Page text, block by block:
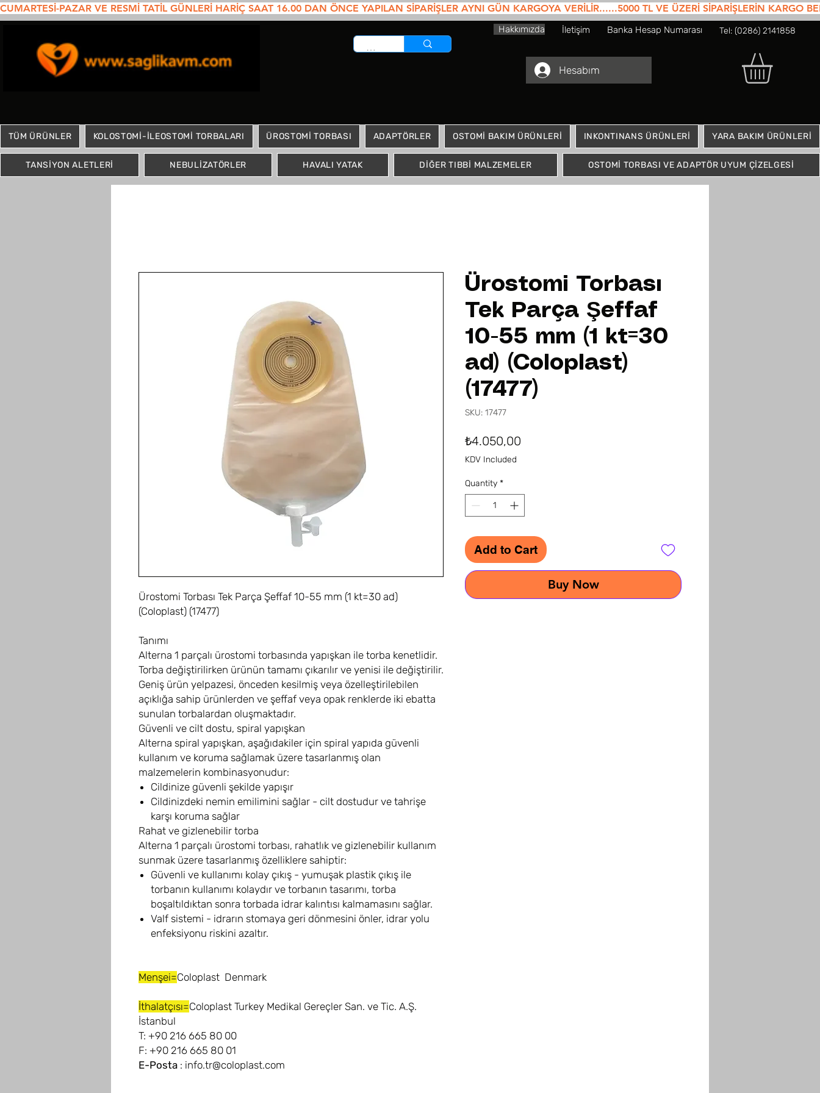
CUMARTESİ-PAZAR VE RESMİ TATİL GÜNLERİ HARİÇ SAAT 16.00 DAN ÖNCE YAPILAN SİPARİŞLER AYNI GÜN KARGOYA VERİLİR......5000 TL VE ÜZERİ SİPARİŞLERİN KARGO
Hakkımızda İletişim Banka Hesap Numarası
Hesabım
Tel: (0286) 2141858
TÜM ÜRÜNLER KOLOSTOMİ-İLEOSTOMİ TORBALARI ÜROSTOMİ TORBASI ADAPTÖRLER OSTOMİ BAKIM ÜRÜNLERİ INKONTINANS ÜRÜNLERİ YARA BAKIM ÜRÜNLERİ
TANSİYON ALETLERİ NEBULİZATÖRLER HAVALI YATAK DİĞER TIBBİ MALZEMELER OSTOMİ TORBASI VE ADAPTÖR UYUM ÇİZELGESİ
Ürostomi Torbası Tek Parça Şeffaf 10-55 mm (1 kt=30 ad)
(Coloplast) (17477)
Tanımı
Alterna 1 parçalı ürostomi torbasında yapışkan ile torba kenetlidir.
Torba değiştirilirken ürünün tamamı çıkarılır ve yenisi ile değiştirilir.
Geniş ürün yelpazesi, önceden kesilmiş veya özelleştirilebilen
açıklığa sahip ürünlerden ve şeffaf veya opak renklerde iki ebatta
sunulan torbalardan oluşmaktadır.
Güvenli ve cilt dostu, spiral yapışkan
Alterna spiral yapışkan, aşağıdakiler için spiral yapıda güvenli
kullanım ve koruma sağlamak üzere tasarlanmış olan
malzemelerin kombinasyonudur:
Cildinize güvenli şekilde yapışır
Cildinizdeki nemin emilimini sağlar - cilt dostudur ve tahrişe
karşı koruma sağlar
Rahat ve gizlenebilir torba
Alterna 1 parçalı ürostomi torbası, rahatlık ve gizlenebilir kullanım
sunmak üzere tasarlanmış özelliklere sahiptir:
Güvenli ve kullanımı kolay çıkış - yumuşak plastik çıkış ile
torbanın kullanımı kolaydır ve torbanın tasarımı, torba
boşaltıldıktan sonra torbada idrar kalıntısı kalmamasını sağlar.
Valf sistemi - idrarın stomaya geri dönmesini önler, idrar yolu
enfeksiyonu riskini azaltır.
Menşei=Coloplast Denmark
İthalatçısı=Coloplast Turkey Medikal Gereçler San. ve Tic. A.Ş.
İstanbul
T: +90 216 665 80 00
F: +90 216 665 80 01
E-Posta : info.tr@coloplast.com
Ürostomi Torbası
Tek Parça Şeffaf
10-55 mm (1 kt=30
ad) (Coloplast)
(17477)
SKU: 17477
₺4.050,00
KDV Included
Quantity *
Add to Cart
Buy Now